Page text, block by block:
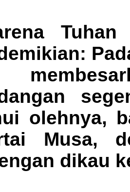
olehnya,
Musa,
dikau